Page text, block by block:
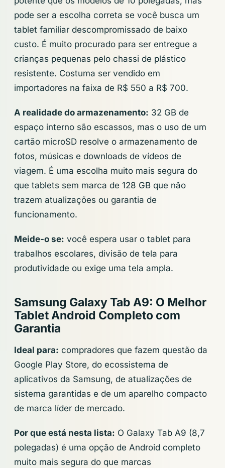
pode ser a escolha correta se você busca um
tablet familiar descompromissado de baixo
custo. É muito procurado para ser entregue a
crianças pequenas pelo chassi de plástico
resistente. Costuma ser vendido em
importadores na faixa de R$ 550 a R$ 700.
A realidade do armazenamento: 32 GB de
espaço interno são escassos, mas o uso de um
cartão microSD resolve o armazenamento de
fotos, músicas e downloads de vídeos de
viagem. É uma escolha muito mais segura do
que tablets sem marca de 128 GB que não
trazem atualizações ou garantia de
funcionamento.
Meide-o se: você espera usar o tablet para
trabalhos escolares, divisão de tela para
produtividade ou exige uma tela ampla.
Samsung Galaxy Tab A9: O Melhor
Tablet Android Completo com
Garantia
Ideal para: compradores que fazem questão da
Google Play Store, do ecossistema de
aplicativos da Samsung, de atualizações de
sistema garantidas e de um aparelho compacto
de marca líder de mercado.
Por que está nesta lista: O Galaxy Tab A9 (8,7
polegadas) é uma opção de Android completo
muito mais segura do que marcas